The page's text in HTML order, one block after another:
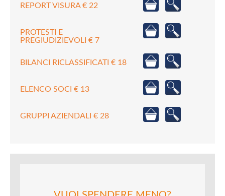
REPORT VISURA € 22
PROTESTI E
PREGIUDIZIEVOLI € 7
BILANCI RICLASSIFICATI € 18
ELENCO SOCI € 13
GRUPPI AZIENDALI € 28